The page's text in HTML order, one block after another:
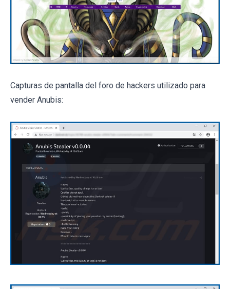
Capturas de pantalla del foro de hackers utilizado para
vender Anubis: